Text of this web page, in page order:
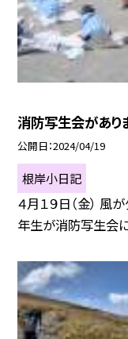
消防写生会があり
公開日 2024/04/19
根岸小日記
４月１９日（金）
年生が消防写生会